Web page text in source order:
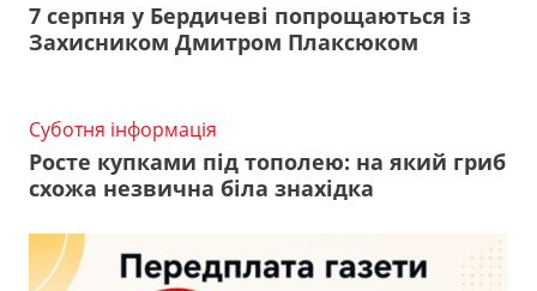
7 серпня у Бердичеві попрощаються із
Захисником Дмитром Плаксюком
Суботня інформація
Росте купками під тополею: на який гриб
схожа незвична біла знахідка